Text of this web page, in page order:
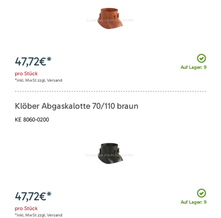
Auf Lager: 9
47,72€*
pro Stück
*inkl. MwSt zzgl. Versand
Klöber Abgaskalotte 70/110 braun
KE 8060-0200
Auf Lager: 9
47,72€*
pro Stück
*inkl. MwSt zzgl. Versand